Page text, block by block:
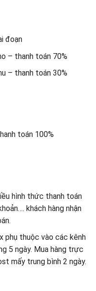
đoạn
– thanh toán 70%
– thanh toán 30%
toán 100%
hình thức thanh toán
khách hàng nhận
phụ thuộc vào các kênh
5 ngày. Mua hàng trực
mấy trung bình 2 ngày.